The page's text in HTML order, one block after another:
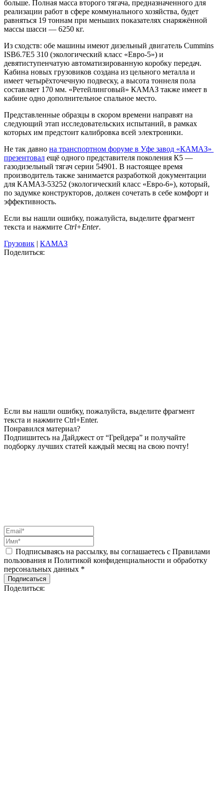
больше. Полная масса второго тягача, предназначенного для
реализации работ в сфере коммунального хозяйства, будет
равняться 19 тоннам при меньших показателях снаряжённой
массы шасси — 6250 кг.
Из сходств: обе машины имеют дизельный двигатель Cummins
ISB6.7E5 310 (экологический класс «Евро-5») и
девятиступенчатую автоматизированную коробку передач.
Кабина новых грузовиков создана из цельного металла и
имеет четырёхточечную подвеску, а высота тоннеля пола
составляет 170 мм. «Ретейлинговый» КАМАЗ также имеет в
кабине одно дополнительное спальное место.
Представленные образцы в скором времени направят на
следующий этап исследовательских испытаний, в рамках
которых им предстоит калибровка всей электроники.
Не так давно на транспортном форуме в Уфе завод «КАМАЗ»
презентовал ещё одного представителя поколения К5 —
газодизельный тягач серии 54901. В настоящее время
производитель также занимается разработкой документации
для КАМАЗ-53252 (экологический класс «Евро-6»), который,
по задумке конструкторов, должен сочетать в себе комфорт и
эффективность.
Если вы нашли ошибку, пожалуйста, выделите фрагмент
текста и нажмите Ctrl+Enter.
Грузовик | КАМАЗ
Поделиться:
Если вы нашли ошибку, пожалуйста, выделите фрагмент
текста и нажмите Ctrl+Enter.
Понравился материал?
Подпишитесь на Дайджест от “Грейдера” и получайте
подборку лучших статей каждый месяц на свою почту!
Подписываясь на рассылку, вы соглашаетесь с Правилами
пользования и Политикой конфиденциальности и обработку
персональных данных *
Подписаться
Поделиться: